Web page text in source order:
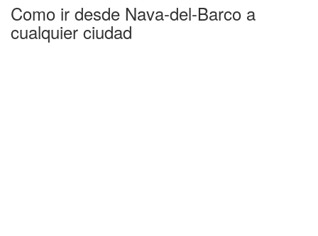
Como ir desde Nava-del-Barco a
cualquier ciudad